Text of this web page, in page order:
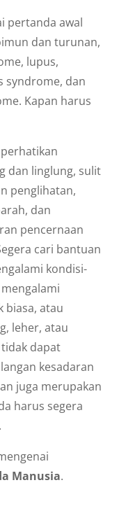
pertanda awal
dan turunan,
lupus,
syndrome, dan
Kapan harus
dan linglung, sulit
penglihatan,
dan
pencernaan
cari bantuan
kondisi-
biasa, atau
leher, atau
dapat
kesadaran
juga merupakan
harus segera
Manusia.